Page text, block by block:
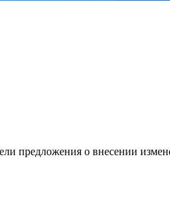
предложения о внесении